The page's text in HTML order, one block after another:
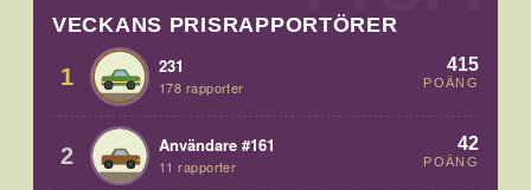
VECKANS PRISRAPPORTÖRER
1 231
178 rapporter
415
POÄNG
2 Användare #161
11 rapporter
42
POÄNG